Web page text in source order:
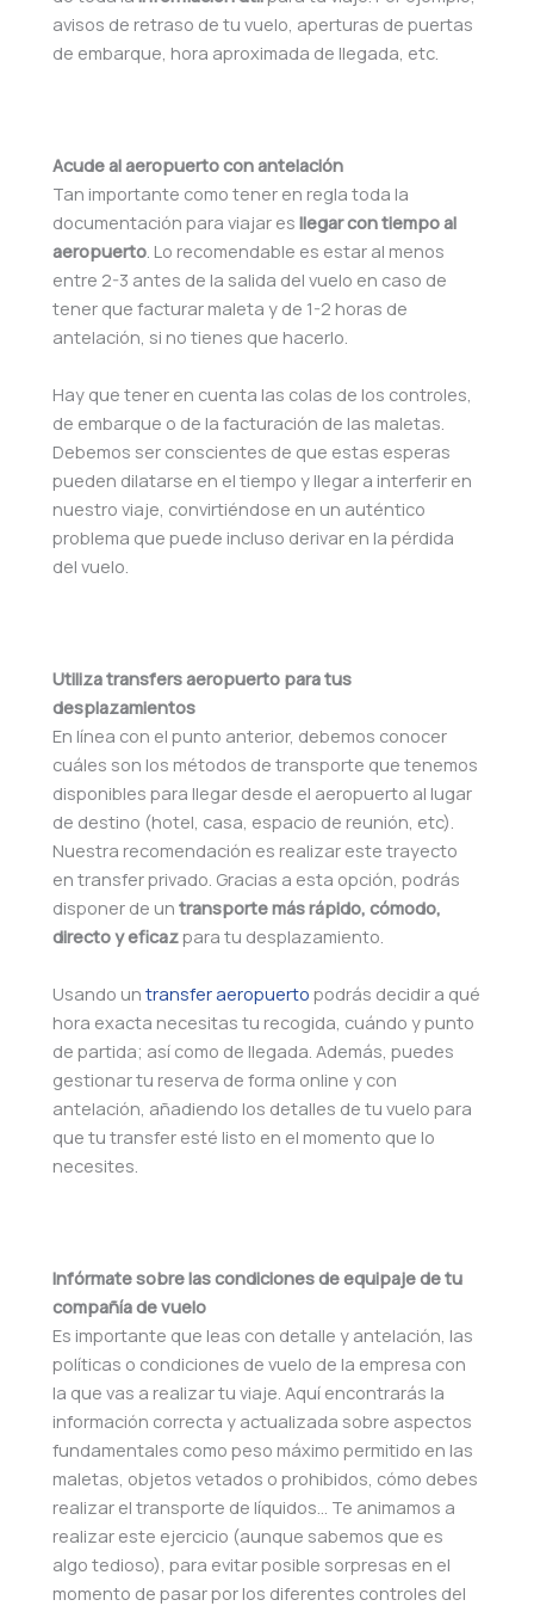
avisos de retraso de tu vuelo, aperturas de puertas
de embarque, hora aproximada de llegada, etc.
Acude al aeropuerto con antelación
Tan importante como tener en regla toda la
documentación para viajar es llegar con tiempo al
aeropuerto. Lo recomendable es estar al menos
entre 2-3 antes de la salida del vuelo en caso de
tener que facturar maleta y de 1-2 horas de
antelación, si no tienes que hacerlo.
Hay que tener en cuenta las colas de los controles,
de embarque o de la facturación de las maletas.
Debemos ser conscientes de que estas esperas
pueden dilatarse en el tiempo y llegar a interferir en
nuestro viaje, convirtiéndose en un auténtico
problema que puede incluso derivar en la pérdida
del vuelo.
Utiliza transfers aeropuerto para tus
desplazamientos
En línea con el punto anterior, debemos conocer
cuáles son los métodos de transporte que tenemos
disponibles para llegar desde el aeropuerto al lugar
de destino (hotel, casa, espacio de reunión, etc).
Nuestra recomendación es realizar este trayecto
en transfer privado. Gracias a esta opción, podrás
disponer de un transporte más rápido, cómodo,
directo y eficazpara tu desplazamiento.
Usando un transfer aeropuerto podrás decidir a qué
hora exacta necesitas tu recogida, cuándo y punto
de partida; así como de llegada. Además, puedes
gestionar tu reserva de forma online y con
antelación, añadiendo los detalles de tu vuelo para
que tu transfer esté listo en el momento que lo
necesites.
Infórmate sobre las condiciones de equipaje de tu
compañía de vuelo
Es importante que leas con detalle y antelación, las
políticas o condiciones de vuelo de la empresa con
la que vas a realizar tu viaje. Aquí encontrarás la
información correcta y actualizada sobre aspectos
fundamentales como peso máximo permitido en las
maletas, objetos vetados o prohibidos, cómo debes
realizar el transporte de líquidos… Te animamos a
realizar este ejercicio (aunque sabemos que es
algo tedioso), para evitar posible sorpresas en el
momento de pasar por los diferentes controles del